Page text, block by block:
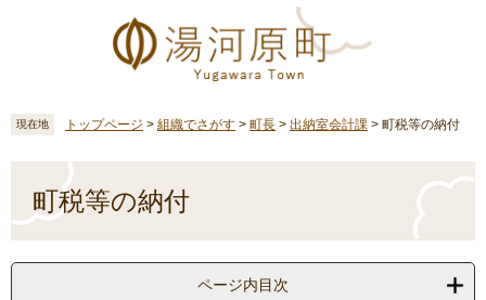
文
へ
現在地 トップページ > 組織でさがす > 町長 > 出納室会計課 > 町税等の納付
町税等の納付
ページ内目次